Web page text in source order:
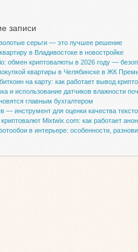
записи
серьги — это лучшее решение
в Владивостоке в новостройке
обмен криптовалюты в 2026 году —
квартиры в Челябинске в ЖК
на карту: как работает вывод
и использование датчиков влажности
главным бухгалтером
— инструмент для оценки качества
Mixtwix.com: как работает
в интерьере: особенности,